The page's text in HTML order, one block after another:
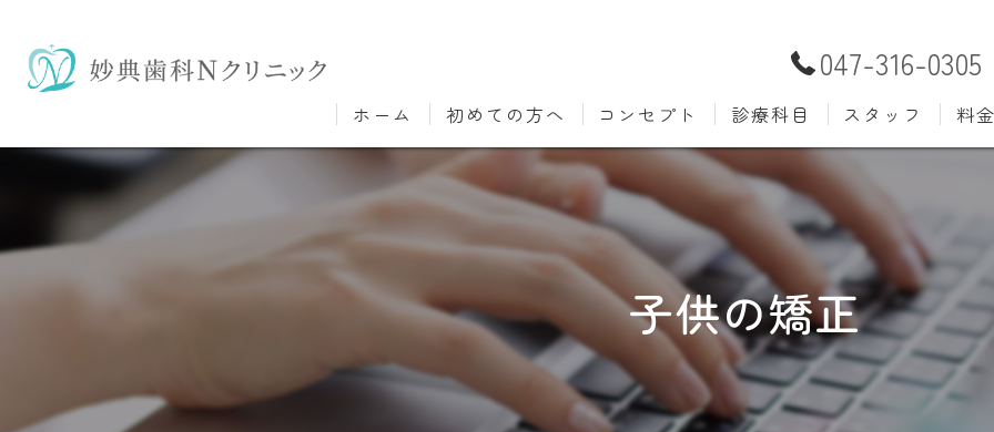
047-316-0305
ホーム 初めての方へ コンセプト 診療科目
むし歯治療
小児歯科
口腔外科
ホワイトニング 歯科検診
審美歯科 根管治療
スタッフ 料
子供の矯正